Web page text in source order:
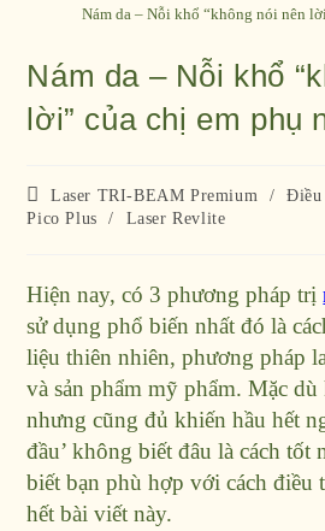
Nám da – Nỗi khổ “không nói nên
Nám da – Nỗi khổ
lời” của chị em phụ
Laser TRI-BEAM Premium / Điều
Pico Plus
/ Laser Revlite
Hiện nay, có 3 phương pháp trị
sử dụng phổ biến nhất đó là
liệu thiên nhiên, phương pháp
và sản phẩm mỹ phẩm. Mặc
nhưng cũng đủ khiến hầu hết
đầu’ không biết đâu là cách
biết bạn phù hợp với cách điều
hết bài viết này.